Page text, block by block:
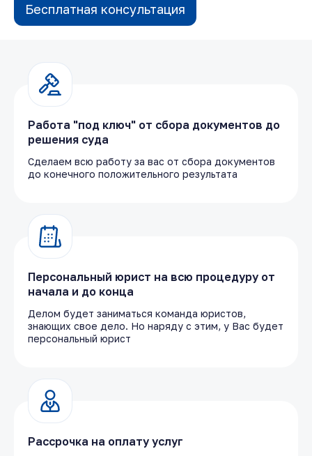
Бесплатная консультация
Работа "под ключ" от сбора документов до
решения суда
Сделаем всю работу за вас от сбора документов
до конечного положительного результата
Персональный юрист на всю процедуру от
начала и до конца
Делом будет заниматься команда юристов,
знающих свое дело. Но наряду с этим, у Вас будет
персональный юрист
Рассрочка на оплату услуг